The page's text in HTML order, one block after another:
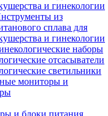
и гинекологии
из
сплава для
и гинекологии
наборы
отсасыватели
светильники
мониторы и
и блоки питания